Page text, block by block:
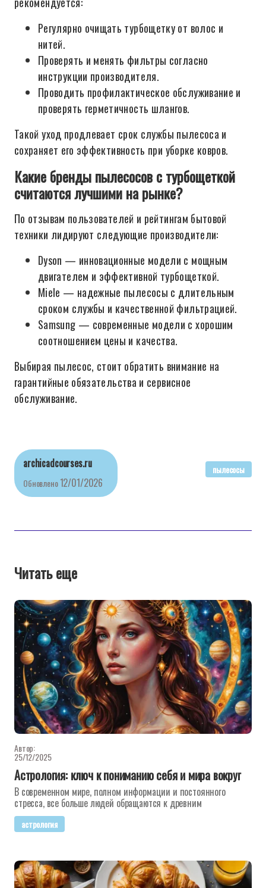
Регулярно очищать турбощетку от волос и
нитей.
Проверять и менять фильтры согласно
инструкции производителя.
Проводить профилактическое обслуживание и
проверять герметичность шлангов.
Такой уход продлевает срок службы пылесоса и
сохраняет его эффективность при уборке ковров.
Какие бренды пылесосов с турбощеткой
считаются лучшими на рынке?
По отзывам пользователей и рейтингам бытовой
техники лидируют следующие производители:
Dyson — инновационные модели с мощным
двигателем и эффективной турбощеткой.
Miele — надежные пылесосы с длительным
сроком службы и качественной фильтрацией.
Samsung — современные модели с хорошим
соотношением цены и качества.
Выбирая пылесос, стоит обратить внимание на
гарантийные обязательства и сервисное
обслуживание.
archicadcourses.ru
Обновлено12/01/2026
пылесосы
Читать еще
Автор:
25/12/2025
Астрология: ключ к пониманию себя и мира вокруг
В современном мире, полном информации и постоянного
стресса, все больше людей обращаются к древним
астрология